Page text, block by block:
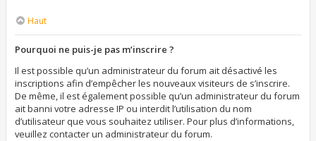
Haut
Pourquoi ne puis-je pas m’inscrire ?
Il est possible qu’un administrateur du forum ait désactivé les
inscriptions afin d’empêcher les nouveaux visiteurs de s’inscrire.
De même, il est également possible qu’un administrateur du forum
ait banni votre adresse IP ou interdit l’utilisation du nom
d’utilisateur que vous souhaitez utiliser. Pour plus d’informations,
veuillez contacter un administrateur du forum.